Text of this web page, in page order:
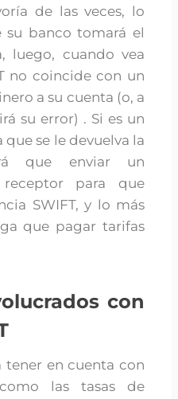
de las veces, lo
su banco tomará el
luego, cuando vea
no coincide con un
a su cuenta (o, a
su error) . Si es un
se le devuelva la
que enviar un
para que
SWIFT, y lo más
que pagar tarifas
con
tener en cuenta con
las tasas de